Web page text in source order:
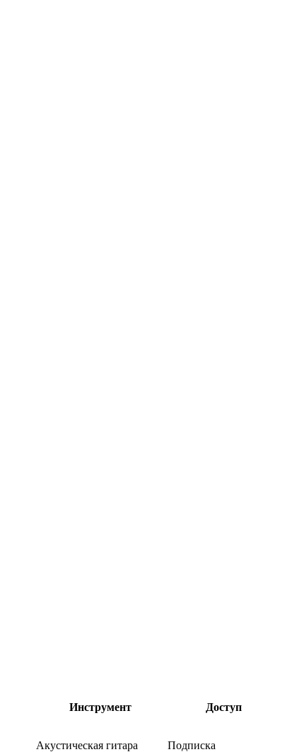
Инструмент Доступ
Акустическая гитара Подписка